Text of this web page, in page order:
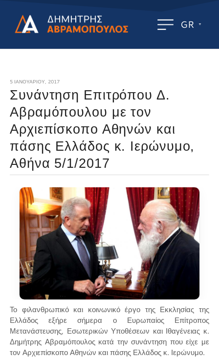
GR
5 ΙΑΝΟΥΑΡΊΟΥ, 2017
Συνάντηση Επιτρόπου Δ.
Αβραμόπουλου με τον
Αρχιεπίσκοπο Αθηνών και
πάσης Ελλάδος κ. Ιερώνυμο,
Αθήνα 5/1/2017
Το φιλανθρωπικό και κοινωνικό έργο της Εκκλησίας της
Ελλάδος εξήρε σήμερα ο Ευρωπαίος Επίτροπος
Μετανάστευσης, Εσωτερικών Υποθέσεων και Ιθαγένειας κ.
Δημήτρης Αβραμόπουλος κατά την συνάντηση που είχε με
τον Αρχιεπίσκοπο Αθηνών και πάσης Ελλάδος κ. Ιερώνυμο.